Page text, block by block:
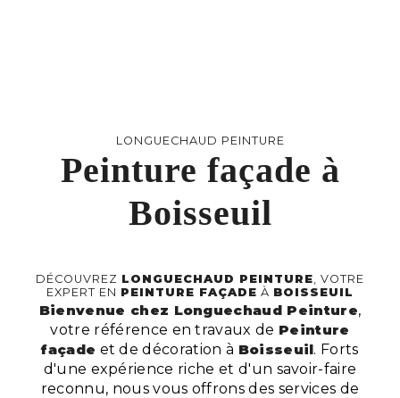
LONGUECHAUD PEINTURE
Peinture façade à
Boisseuil
DÉCOUVREZ LONGUECHAUD PEINTURE , VOTRE
EXPERT EN PEINTURE FAÇADE À BOISSEUIL
Bienvenue chez Longuechaud Peinture,
votre référence en travaux de Peinture
façade et de décoration à Boisseuil. Forts
d'une expérience riche et d'un savoir-faire
reconnu, nous vous offrons des services de